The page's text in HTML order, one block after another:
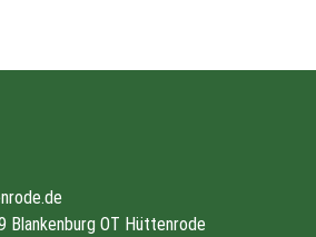
Blankenburg OT Hüttenrode